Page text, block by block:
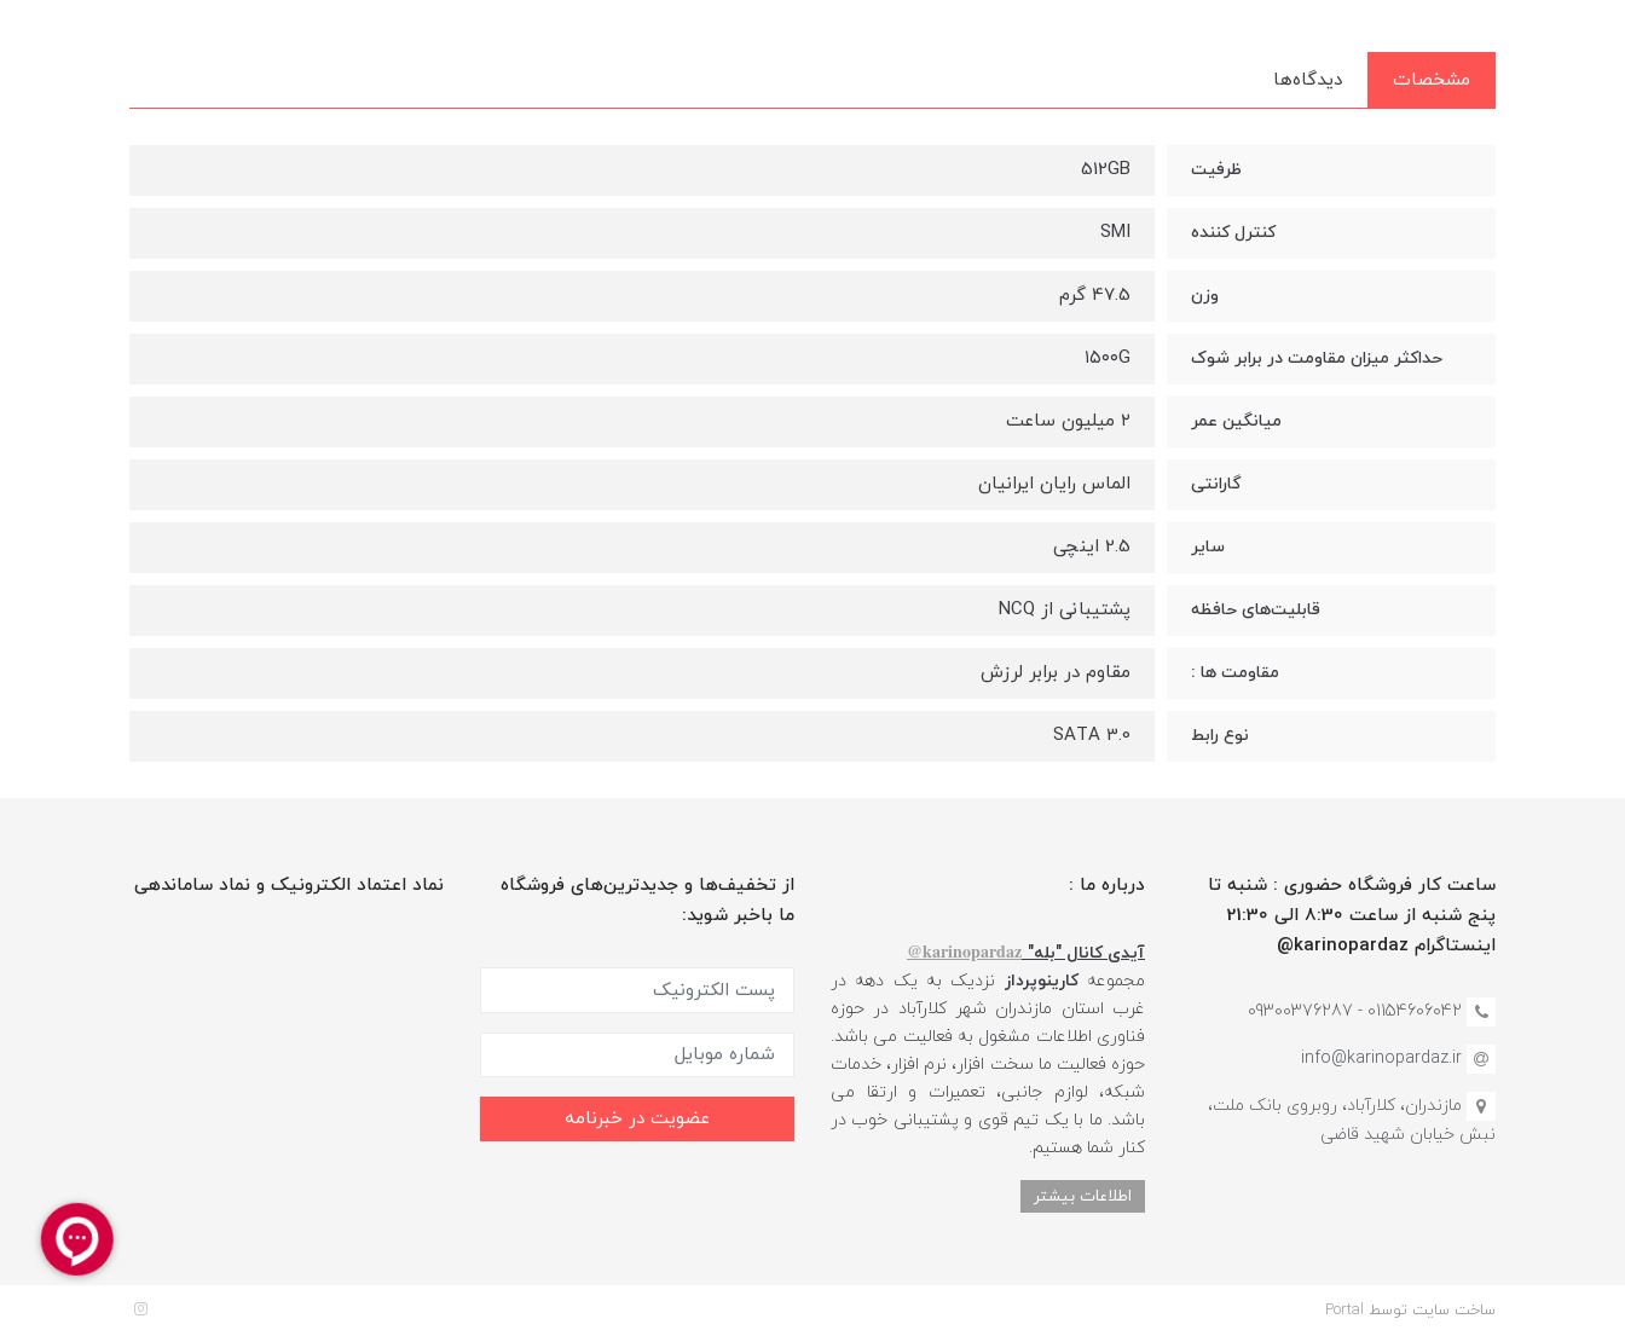
مشخصات دیدگاه‌ها
ظرفیت 512GB
کنترل کننده SMI
وزن 47.5 گرم
حداکثر میزان مقاومت در برابر شوک ۱۵۰۰G
میانگین عمر ۲ میلیون ساعت
گارانتی الماس رایان ایرانیان
سایر 2.5 اینچی
قابلیت‌های حافظه پشتیبانی از NCQ
مقاومت ها : مقاوم در برابر لرزش
نوع رابط SATA 3.0
ساعت کار فروشگاه حضوری : شنبه تا
پنج شنبه از ساعت 8:30 الی 21:30
اینستاگرام karinopardaz@
01154606042 - 09300376287
info@karinopardaz.ir
مازندران، کلارآباد، روبروی بانک ملت،
نبش خیابان شهید قاضی
درباره ما :
آیدی کانال "بله" karinopardaz@
مجموعهکارینوپرداز نزدیک به یک دهه در
غرب استان مازندران شهر کلارآباد در حوزه
فناوری اطلاعات مشغول به فعالیت می باشد.
حوزه فعالیت ما سخت افزار، نرم افزار، خدمات
شبکه، لوازم جانبی، تعمیرات و ارتقا می
باشد. ما با یک تیم قوی و پشتیبانی خوب در
کنار شما هستیم.
اطلاعات بیشتر
از تخفیف‌ها و جدیدترین‌های فروشگاه
ما باخبر شوید:
عضویت در خبرنامه
نماد اعتماد الکترونیک و نماد ساماندهی
ساخت سایت توسط Portal